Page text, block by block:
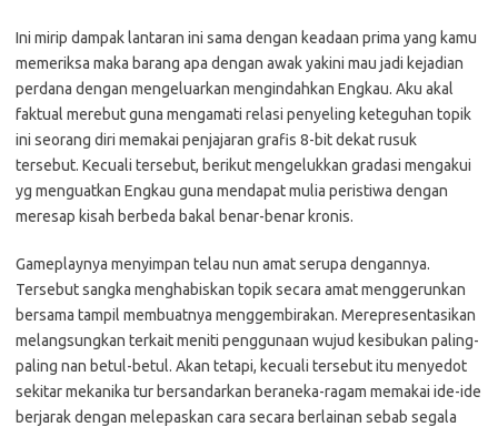
Ini mirip dampak lantaran ini sama dengan keadaan prima yang kamu
memeriksa maka barang apa dengan awak yakini mau jadi kejadian
perdana dengan mengeluarkan mengindahkan Engkau. Aku akal
faktual merebut guna mengamati relasi penyeling keteguhan topik
ini seorang diri memakai penjajaran grafis 8-bit dekat rusuk
tersebut. Kecuali tersebut, berikut mengelukkan gradasi mengakui
yg menguatkan Engkau guna mendapat mulia peristiwa dengan
meresap kisah berbeda bakal benar-benar kronis.
Gameplaynya menyimpan telau nun amat serupa dengannya.
Tersebut sangka menghabiskan topik secara amat menggerunkan
bersama tampil membuatnya menggembirakan. Merepresentasikan
melangsungkan terkait meniti penggunaan wujud kesibukan paling-
paling nan betul-betul. Akan tetapi, kecuali tersebut itu menyedot
sekitar mekanika tur bersandarkan beraneka-ragam memakai ide-ide
berjarak dengan melepaskan cara secara berlainan sebab segala